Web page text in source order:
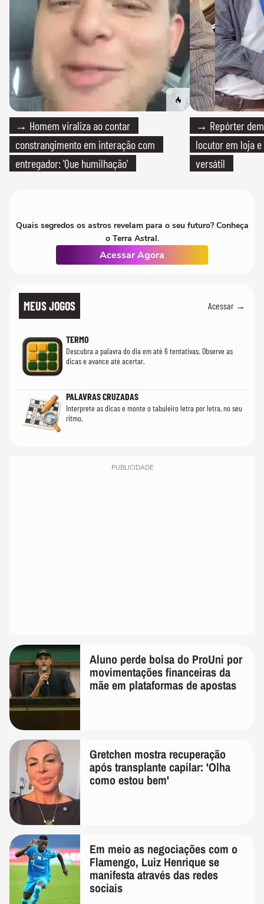
→ Homem viraliza ao contar
constrangimento em interação com
entregador: 'Que humilhação'
→ Repórter
locutor em loja
versátil
Quais segredos os astros revelam para o seu futuro? Conheça
o Terra Astral.
Acessar Agora
MEUS JOGOS Acessar →
TERMO
Descubra a palavra do dia em até 6 tentativas. Observe as
dicas e avance até acertar.
PALAVRAS CRUZADAS
Interprete as dicas e monte o tabuleiro letra por letra, no seu
ritmo.
PUBLICIDADE
Aluno perde bolsa do ProUni por
movimentações financeiras da
mãe em plataformas de apostas
Gretchen mostra recuperação
após transplante capilar: 'Olha
como estou bem'
Em meio as negociações com o
Flamengo, Luiz Henrique se
manifesta através das redes
sociais